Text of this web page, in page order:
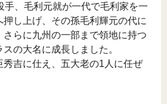
手、毛利元就が一代で毛利家を一
押し上げ、その孫毛利輝元の代に
さらに九州の一部まで領地に持つ
の大名に成長しました。
秀吉に仕え、五大老の1人に任ぜ